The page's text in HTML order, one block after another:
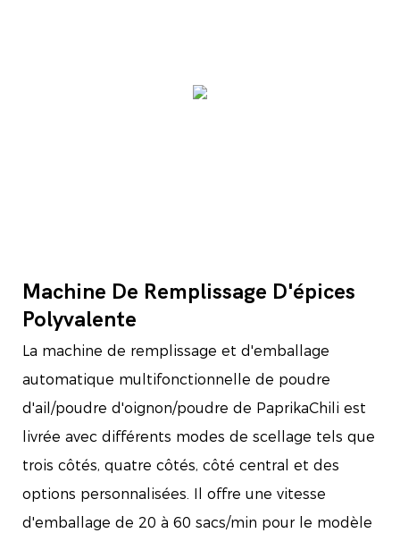
Machine De Remplissage D'épices
Polyvalente
La machine de remplissage et d'emballage
automatique multifonctionnelle de poudre
d'ail/poudre d'oignon/poudre de PaprikaChili est
livrée avec différents modes de scellage tels que
trois côtés, quatre côtés, côté central et des
options personnalisées. Il offre une vitesse
d'emballage de 20 à 60 sacs/min pour le modèle